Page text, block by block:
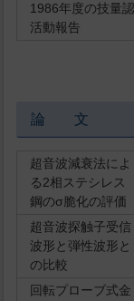
1986年度の技量
活動報告
論 文
超音波減衰法によ
る2相ステシレス
鋼のσ脆化の評価
超音波探触子受信
波形と弾性波形と
の比較
回転プローブ式金